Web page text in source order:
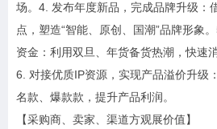
场。4. 发布年度新品，完成品牌升级：
点，塑造“智能、原创、国潮”品牌形象
资金：利用双旦、年货备货热潮，快速
6. 对接优质IP资源，实现产品溢价升级
名款、爆款款，提升产品利润。
【采购商、卖家、渠道方观展价值】